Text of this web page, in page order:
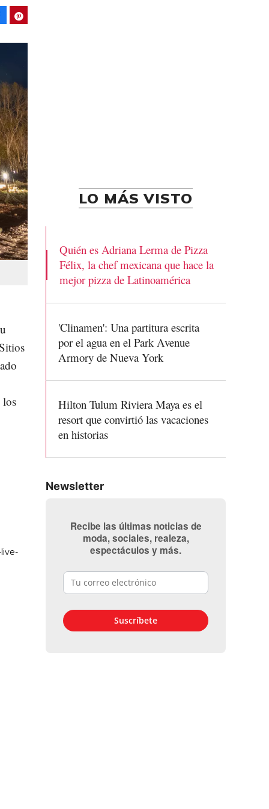
LO MÁS VISTO
Quién es Adriana Lerma de Pizza
Félix, la chef mexicana que hace la
mejor pizza de Latinoamérica
'Clinamen': Una partitura escrita
por el agua en el Park Avenue
Armory de Nueva York
Hilton Tulum Riviera Maya es el
resort que convirtió las vacaciones
en historias
Newsletter
Recibe las últimas noticias de
moda, sociales, realeza,
espectáculos y más.
Facebook
los